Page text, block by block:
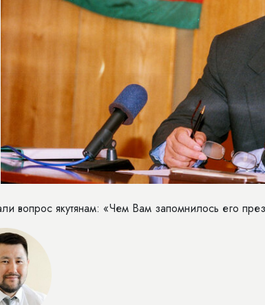
вопрос якутянам: «Чем Вам запомнилось его